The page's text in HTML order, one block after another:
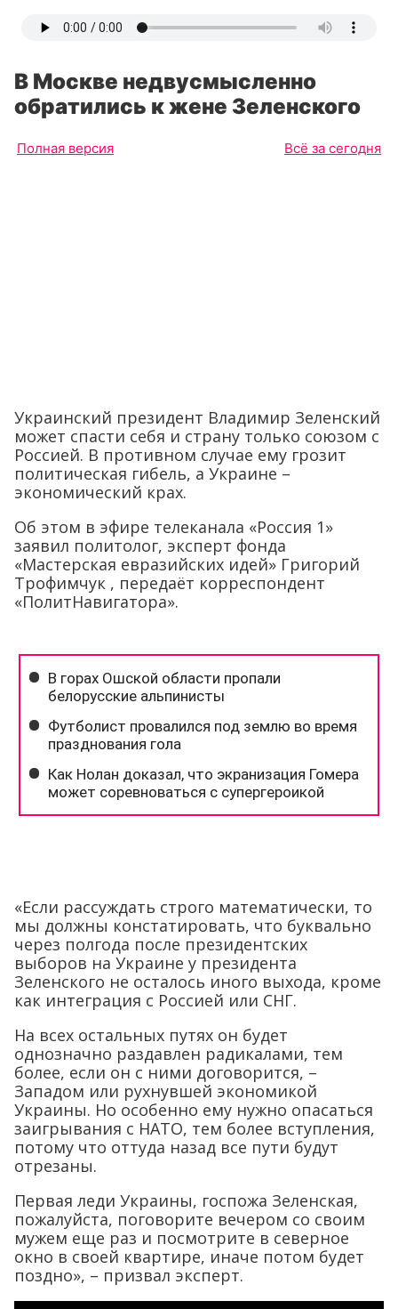
В Москве недвусмысленно
обратились к жене Зеленского
Полная версия Всё за сегодня
Украинский президент Владимир Зеленский
может спасти себя и страну только союзом с
Россией. В противном случае ему грозит
политическая гибель, а Украине –
экономический крах.
Об этом в эфире телеканала «Россия 1»
заявил политолог, эксперт фонда
«Мастерская евразийских идей» Григорий
Трофимчук , передаёт корреспондент
«ПолитНавигатора».
«Если рассуждать строго математически, то
мы должны констатировать, что буквально
через полгода после президентских
выборов на Украине у президента
Зеленского не осталось иного выхода, кроме
как интеграция с Россией или СНГ.
На всех остальных путях он будет
однозначно раздавлен радикалами, тем
более, если он с ними договорится, –
Западом или рухнувшей экономикой
Украины. Но особенно ему нужно опасаться
заигрывания с НАТО, тем более вступления,
потому что оттуда назад все пути будут
отрезаны.
Первая леди Украины, госпожа Зеленская,
пожалуйста, поговорите вечером со своим
мужем еще раз и посмотрите в северное
окно в своей квартире, иначе потом будет
поздно», – призвал эксперт.